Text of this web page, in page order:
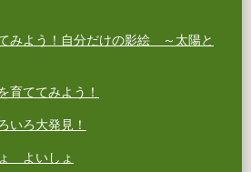
みよう！自分だけの影絵 ～太陽と
育ててみよう！
いろ大発見！
よいしょ